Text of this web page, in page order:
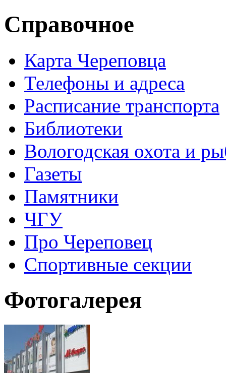
Справочное
Карта Череповца
Телефоны и адреса
Расписание транспорта
Библиотеки
Вологодская охота и
Газеты
Памятники
ЧГУ
Про Череповец
Спортивные секции
Фотогалерея